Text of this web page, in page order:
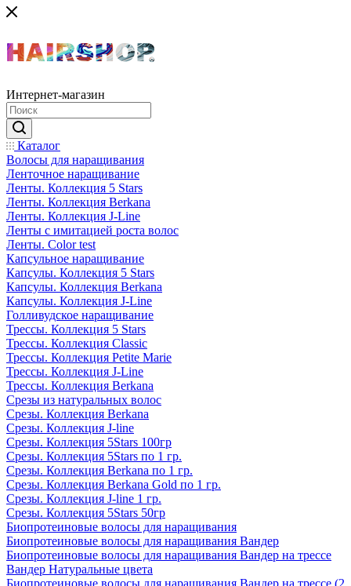
Интернет-магазин
Каталог
Волосы для наращивания
Ленточное наращивание
Ленты. Коллекция 5 Stars
Ленты. Коллекция Berkana
Ленты. Коллекция J-Line
Ленты с имитацией роста волос
Ленты. Color test
Капсульное наращивание
Капсулы. Коллекция 5 Stars
Капсулы. Коллекция Berkana
Капсулы. Коллекция J-Line
Голливудское наращивание
Трессы. Коллекция 5 Stars
Трессы. Коллекция Classic
Трессы. Коллекция Petite Marie
Трессы. Коллекция J-Line
Трессы. Коллекция Berkana
Срезы из натуральных волос
Срезы. Коллекция Berkana
Срезы. Коллекция J-line
Срезы. Коллекция 5Stars 100гр
Срезы. Коллекция 5Stars по 1 гр.
Срезы. Коллекция Berkana по 1 гр.
Срезы. Коллекция Berkana Gold по 1 гр.
Срезы. Коллекция J-line 1 гр.
Срезы. Коллекция 5Stars 50гр
Биопротеиновые волосы для наращивания
Биопротеиновые волосы для наращивания Вандер
Биопротеиновые волосы для наращивания Вандер на трессе
Вандер Натуральные цвета
Биопротеиновые волосы для наращивания Вандер на трессе (2